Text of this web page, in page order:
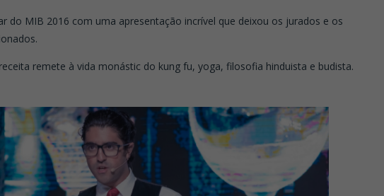
do MIB 2016 com uma apresentação incrível que deixou os jurados e os
remete à vida monástic do kung fu, yoga, filosofia hinduista e budista.